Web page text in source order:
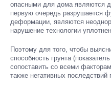
опасными для дома являются
первую очередь разрушается
деформации, являются
нарушение технологии
Поэтому для того, чтобы
способность грунта
сопоставить со всеми
также негативных последствий